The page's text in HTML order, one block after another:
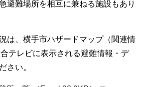
避難場所を相互に兼ねる施設もあり
は、横手市ハザードマップ（関連情
テレビに表示される避難情報・デ
さい。